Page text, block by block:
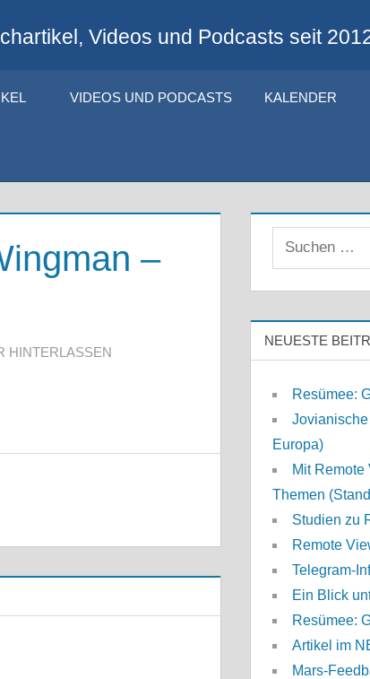
Videos und Podcasts seit
VIDEOS UND PODCASTS KALENDER
–
HINTERLASSEN
Suchen
NEUESTE
Resümee:
Europa)
Mit
Themen
Studien zu
Remote
Telegram-
Ein Blick
Resümee:
Artikel im
Mars-